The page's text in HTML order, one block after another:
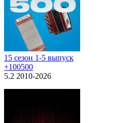
15 сезон 1-5 выпуск
+100500
5.2 2010-2026